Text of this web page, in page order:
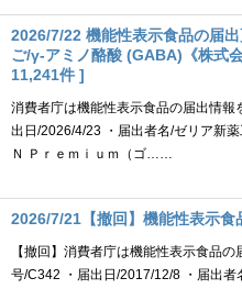
2026/7/22 機能性表示食品の届
ご/γ-アミノ酪酸 (GABA)《株式
11,241件 ]
消費者庁は機能性表示食品の届出情
出日/2026/4/23 ・届出者名/ゼリア新
Ｎ Ｐｒｅｍｉｕｍ（ゴ……
2026/7/21【撤回】機能性表示
【撤回】消費者庁は機能性表示食品
号/C342 ・届出日/2017/12/8 ・届出者